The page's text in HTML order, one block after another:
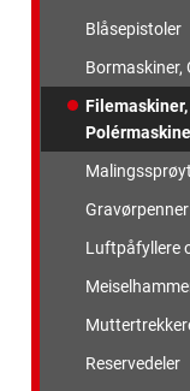
Blåsepistoler
Bormaskiner,
Gravørpenner
Luftpåfyllere
Reservedeler